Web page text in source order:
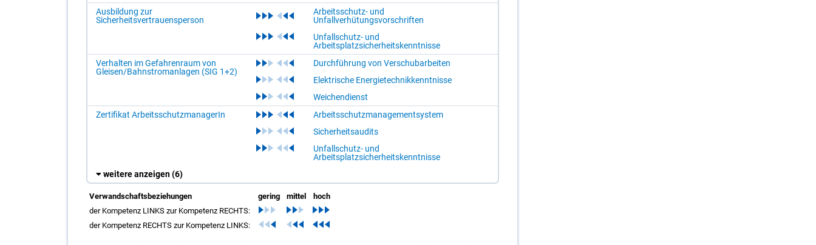
Ausbildung zur
Sicherheitsvertrauensperson
Arbeitsschutz- und
Unfallverhütungsvorschriften
Unfallschutz- und
Arbeitsplatzsicherheitskenntnisse
Verhalten im Gefahrenraum von
Gleisen/Bahnstromanlagen (SIG 1+2)
Durchführung von Verschubarbeiten
Elektrische Energietechnikkenntnisse
Weichendienst
Zertifikat ArbeitsschutzmanagerIn
Arbeitsschutzmanagementsystem
Sicherheitsaudits
Unfallschutz- und
Arbeitsplatzsicherheitskenntnisse
weitere anzeigen(6)
Verwandschaftsbeziehungen gering mittel
hoch
der Kompetenz LINKS zur Kompetenz RECHTS:
der Kompetenz RECHTS zur Kompetenz LINKS: